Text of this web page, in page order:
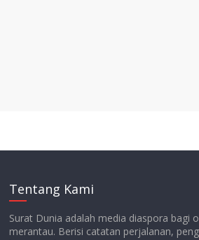
Tentang Kami
Surat Dunia adalah media diaspora bagi
merantau. Berisi catatan perjalanan,